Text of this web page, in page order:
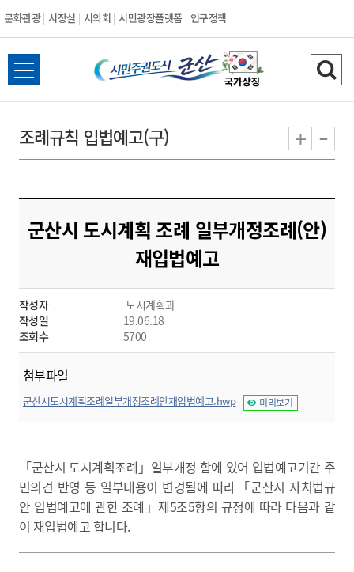
문화관광 시장실 시의회 시민광장플랫폼 인구정책
시
민
주
도
시
군
산
전
체
뉴
열
검
색
기
조례규칙 입법예고(구) + -
군산시 도시계획 조례 일부개정조례(안)
재입법예고
작성자
도시계획과
작성일
19.06.18
조회수
5700
첨부파일
군산시도시계획조례일부개정조례안재입법예고.hwp 미리보기
「군산시 도시계획조례」일부개정 함에 있어 입법예고기간 주
민의견 반영 등 일부내용이 변경됨에 따라「군산시 자치법규
안 입법예고에 관한 조례」제5조5항의 규정에 따라 다음과 같
이 재입법예고 합니다.